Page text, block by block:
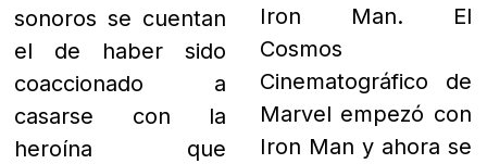
sonoros se cuentan
el de haber sido
coaccionado a
casarse con la
heroína que
Iron Man. El
Cosmos
Cinematográfico de
Marvel empezó con
Iron Man y ahora se